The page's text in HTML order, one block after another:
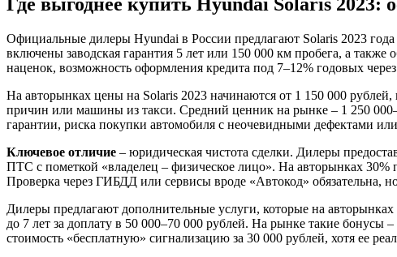
Официальные дилеры Hyundai в России предлагают Solaris 2023
включены заводская гарантия 5 лет или 150 000 км пробега, а
наценок, возможность оформления кредита под 7–12% годовых
На авторынках цены на Solaris 2023 начинаются от 1 150 000
причин или машины из такси. Средний ценник на рынке – 1 250
гарантии, риска покупки автомобиля с неочевидными дефектами
Ключевое отличие – юридическая чистота сделки. Дилеры
ПТС с пометкой «владелец – физическое лицо». На авторынках
Проверка через ГИБДД или сервисы вроде «Автокод» обязательна,
Дилеры предлагают дополнительные услуги, которые на
до 7 лет за доплату в 50 000–70 000 рублей. На рынке такие
стоимость «бесплатную» сигнализацию за 30 000 рублей, хотя ее